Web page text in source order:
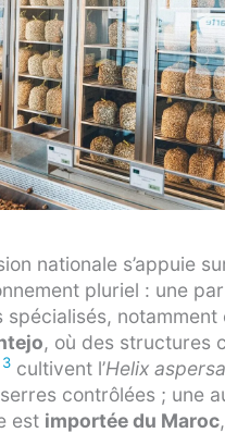
nationale s’appuie
pluriel : une
spécialisés, notamment
, où des structures
3 cultivent l’Helix aspersa
contrôlées ; une
est importée du Maroc